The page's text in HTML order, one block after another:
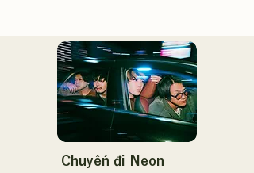
Chuyến đi Neon